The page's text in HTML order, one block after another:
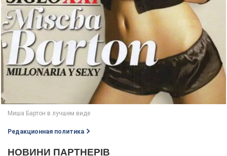
Редакционная политика